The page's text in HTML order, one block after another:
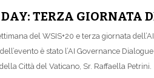
TERZA GIORNATA
del WSIS+20 e terza giornata
è stato l’AI Governance
Città del Vaticano, Sr. Raffaella Petrini.